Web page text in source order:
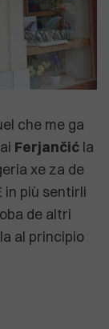
che me ga
Ferjančić la
xe za de
in più sentirli
de altri
al principio